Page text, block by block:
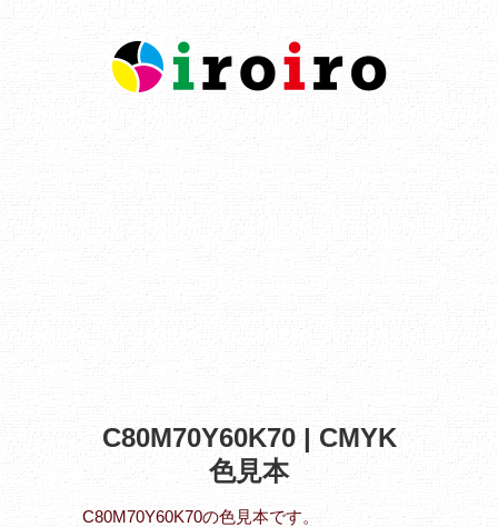
C80M70Y60K70 | CMYK
色見本
C80M70Y60K70の色見本です。